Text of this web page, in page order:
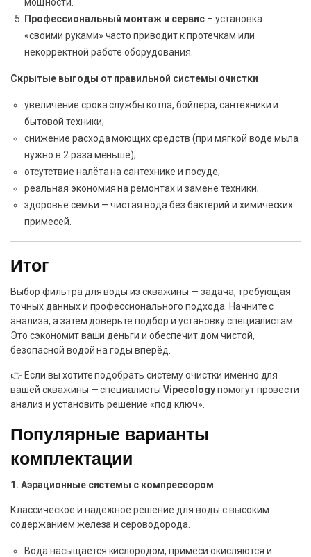
Профессиональный монтаж и сервис – установка
«своими руками» часто приводит к протечкам или
некорректной работе оборудования.
Скрытые выгоды от правильной системы очистки
увеличение срока службы котла, бойлера, сантехники и
бытовой техники;
снижение расхода моющих средств (при мягкой воде мыла
нужно в 2 раза меньше);
отсутствие налёта на сантехнике и посуде;
реальная экономия на ремонтах и замене техники;
здоровье семьи — чистая вода без бактерий и химических
примесей.
Итог
Выбор фильтра для воды из скважины — задача, требующая
точных данных и профессионального подхода. Начните с
анализа, а затем доверьте подбор и установку специалистам.
Это сэкономит ваши деньги и обеспечит дом чистой,
безопасной водой на годы вперёд.
👉 Если вы хотите подобрать систему очистки именно для
вашей скважины — специалистыVipecologyпомогут провести
анализ и установить решение «под ключ».
Популярные варианты
комплектации
1. Аэрационные системы с компрессором
Классическое и надёжное решение для воды с высоким
содержанием железа и сероводорода.
Вода насыщается кислородом, примеси окисляются и